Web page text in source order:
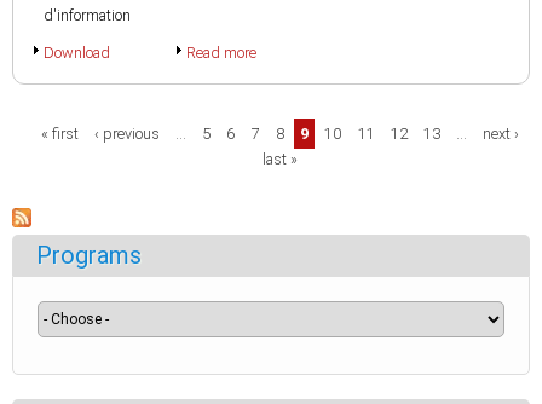
d'information
Download Read more
Pages
« first ‹ previous … 5 6 7 8 9 10 11 12 13 …
next ›
last »
Programs